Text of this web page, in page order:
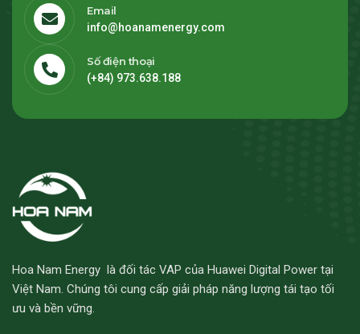
Email
info@hoanamenergy.com
Số điện thoại
(+84) 973.638.188
Hoa Nam Energy là đối tác VAP của Huawei Digital Power tại
Việt Nam. Chúng tôi cung cấp giải pháp năng lượng tái tạo tối
ưu và bền vững.